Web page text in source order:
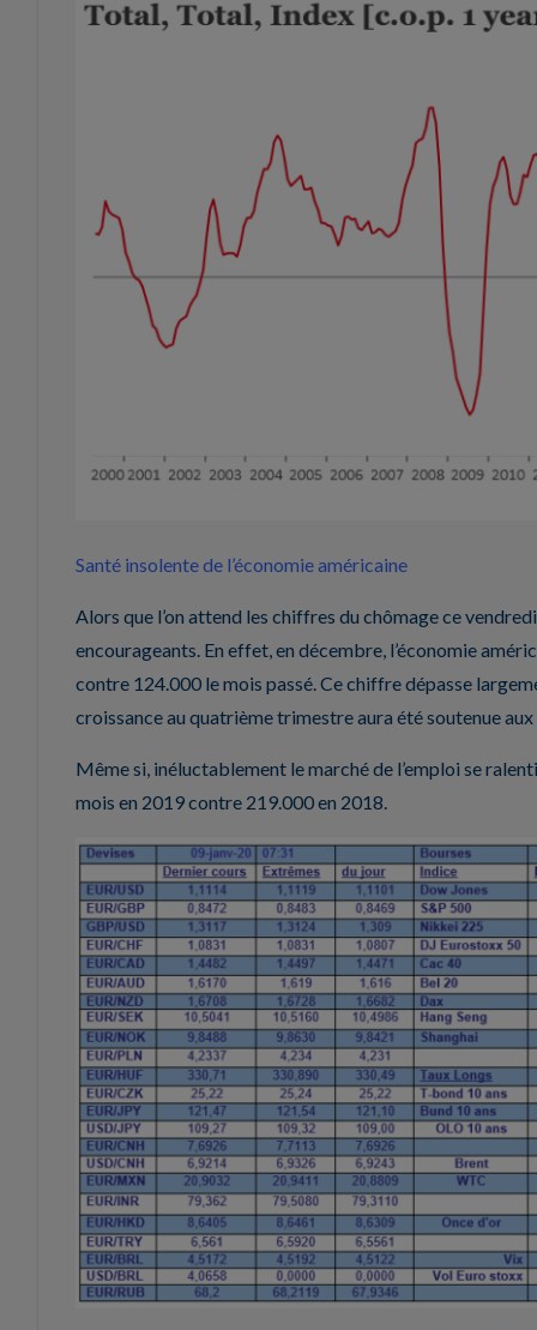
Santé insolente de l’économie américaine
Alors que l’on attend les chiffres du chômage ce
encourageants. En effet, en décembre, l’économie
contre 124.000 le mois passé. Ce chiffre dépasse
croissance au quatrième trimestre aura été soutenue
Même si, inéluctablement le marché de l’emploi se
mois en 2019 contre 219.000 en 2018.